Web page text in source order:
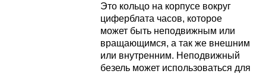
Это кольцо на корпусе вокруг
циферблата часов, которое
может быть неподвижным или
вращающимся, а так же внешним
или внутренним. Неподвижный
безель может использоваться для